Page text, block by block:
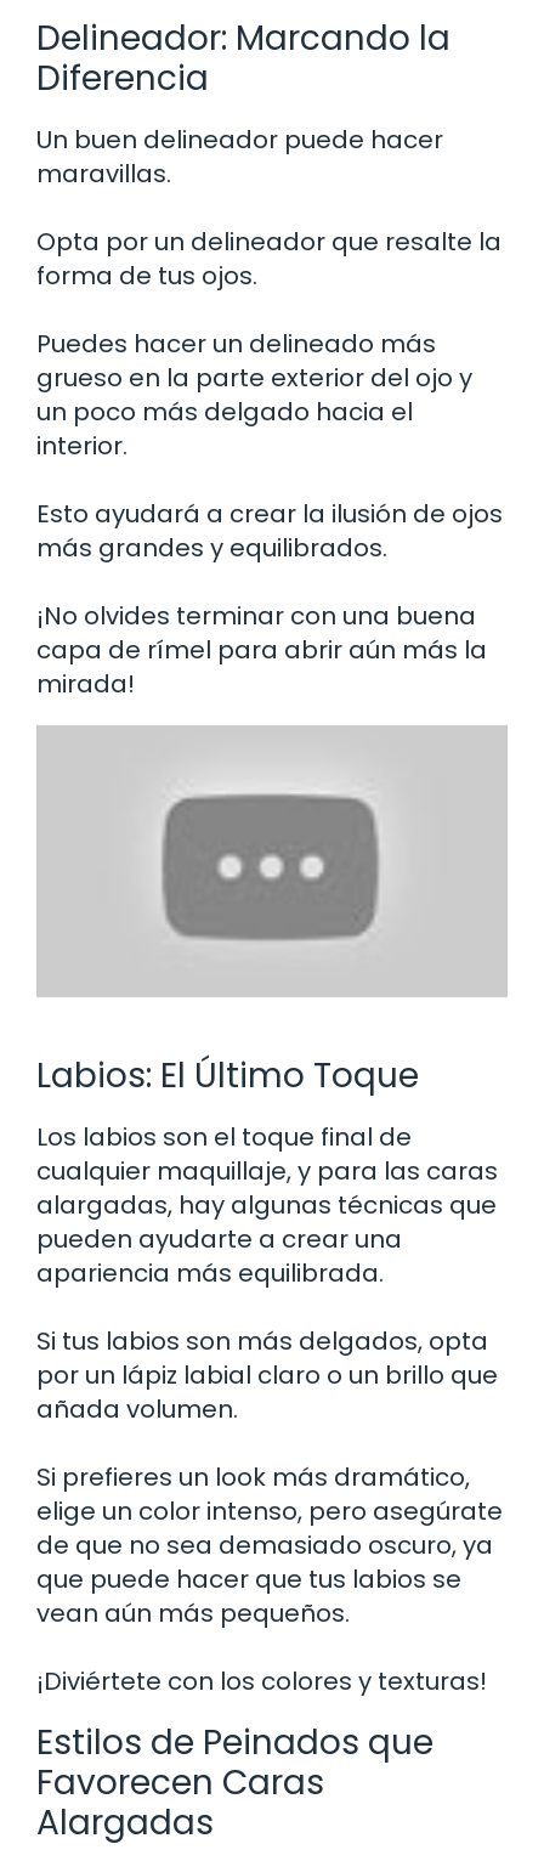
Delineador: Marcando la
Diferencia
Un buen delineador puede hacer
maravillas.
Opta por un delineador que resalte la
forma de tus ojos.
Puedes hacer un delineado más
grueso en la parte exterior del ojo y
un poco más delgado hacia el
interior.
Esto ayudará a crear la ilusión de ojos
más grandes y equilibrados.
¡No olvides terminar con una buena
capa de rímel para abrir aún más la
mirada!
Labios: El Último Toque
Los labios son el toque final de
cualquier maquillaje, y para las caras
alargadas, hay algunas técnicas que
pueden ayudarte a crear una
apariencia más equilibrada.
Si tus labios son más delgados, opta
por un lápiz labial claro o un brillo que
añada volumen.
Si prefieres un look más dramático,
elige un color intenso, pero asegúrate
de que no sea demasiado oscuro, ya
que puede hacer que tus labios se
vean aún más pequeños.
¡Diviértete con los colores y texturas!
Estilos de Peinados que
Favorecen Caras
Alargadas